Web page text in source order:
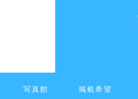
写真館 掲載希望